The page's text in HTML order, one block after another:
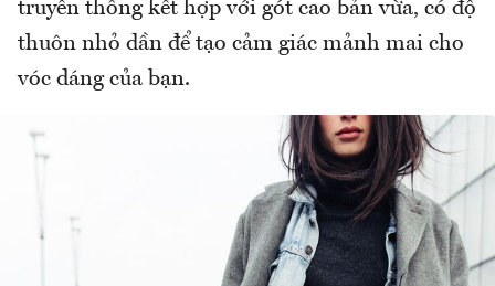
truyền thống kết hợp với gót cao bản vừa, có độ
thuôn nhỏ dần để tạo cảm giác mảnh mai cho
vóc dáng của bạn.